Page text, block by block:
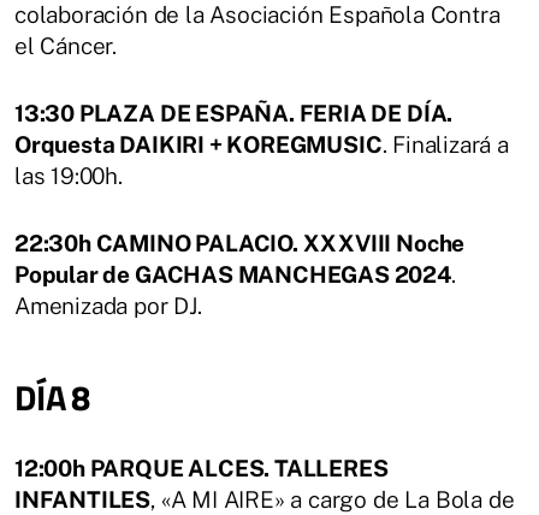
colaboración de la Asociación Española Contra
el Cáncer.
13:30 PLAZA DE ESPAÑA. FERIA DE DÍA.
Orquesta DAIKIRI + KOREGMUSIC. Finalizará a
las 19:00h.
22:30h CAMINO PALACIO. XXXVIII Noche
Popular de GACHAS MANCHEGAS 2024.
Amenizada por DJ.
DÍA 8
12:00h PARQUE ALCES. TALLERES
INFANTILES, «A MI AIRE» a cargo de La Bola de